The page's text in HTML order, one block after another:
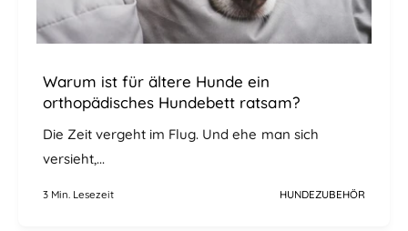
Warum ist für ältere Hunde ein
orthopädisches Hundebett ratsam?
Die Zeit vergeht im Flug. Und ehe man sich
versieht,...
3 Min. Lesezeit HUNDEZUBEHÖR